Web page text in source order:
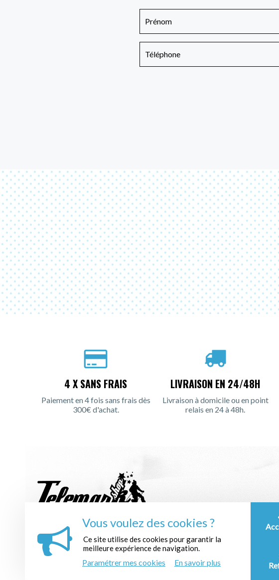
4 X SANS FRAIS
Paiement en 4 fois sans frais dès
300€ d'achat.
LIVRAISON EN 24/48H
Livraison à domicile ou en point
relais en 24 à 48h.
INSCRIPTION À LA NEWSLETTER :
Vous voulez des cookies ?
Ce site utilise des cookies pour garantir la
meilleure expérience de navigation.
Paramétrer mes cookies En savoir plus